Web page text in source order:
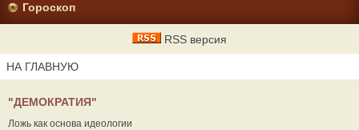
Гороскоп
RSS версия
НА ГЛАВНУЮ
"ДЕМОКРАТИЯ"
Ложь как основа идеологии